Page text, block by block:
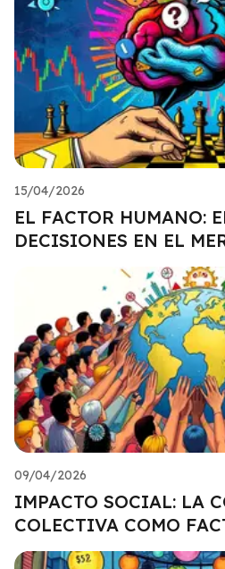
15/04/2026
EL FACTOR HUMANO:
DECISIONES EN EL
09/04/2026
IMPACTO SOCIAL: LA
COLECTIVA COMO